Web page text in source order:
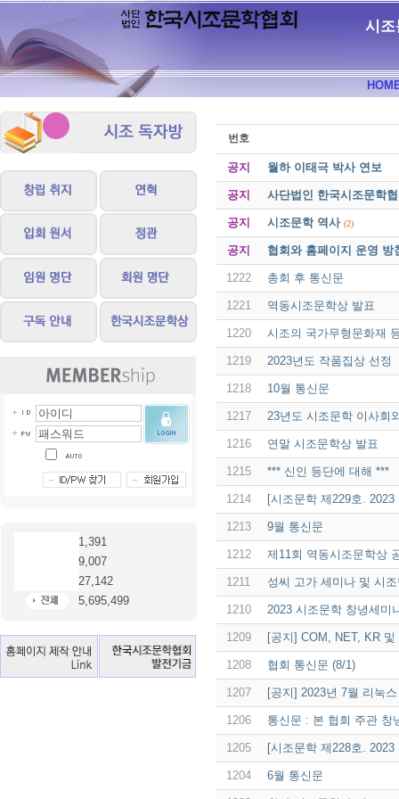
시조
1,391
9,007
27,142
5,695,499
번호
공지 월하 이태극 박사 연보
공지 사단법인 한국시조문학
공지 시조문학 역사 (2)
공지 협회와 홈페이지 운영 방
1222 총회 후 통신문
1221 역동시조문학상 발표
1220 시조의 국가무형문화재
1219 2023년도 작품집상 선정
1218 10월 통신문
1217 23년도 시조문학 이사회
1216 연말 시조문학상 발표
1215 *** 신인 등단에 대해 ***
1214 [시조문학 제229호.
1213 9월 통신문
1212 제11회 역동시조문학상
1211 성씨 고가 세미나 및 시
1210 2023 시조문학 창녕세미
1209 [공지] COM, NET, KR
1208 협회 통신문 (8/1)
1207 [공지] 2023년 7월 리눅
1206 통신문 : 본 협회 주관 창
1205 [시조문학 제228호.
1204 6월 통신문